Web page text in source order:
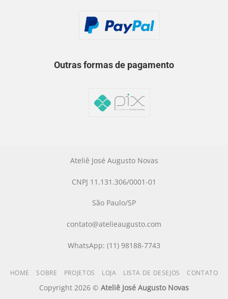
Outras formas de pagamento
Ateliê José Augusto Novas
CNPJ 11.131.306/0001-01
São Paulo/SP
contato@atelieaugusto.com
WhatsApp: (11) 98188-7743
HOME SOBRE PROJETOS LOJA LISTA DE DESEJOS CONTATO
Copyright 2026 © Ateliê José Augusto Novas